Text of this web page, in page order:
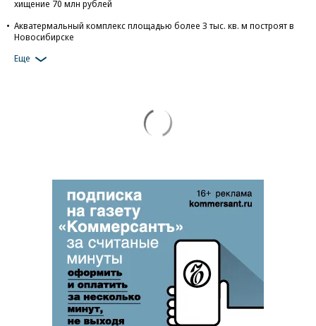
хищение 70 млн рублей
Акватермальный комплекс площадью более 3 тыс. кв. м построят в
Новосибирске
Еще